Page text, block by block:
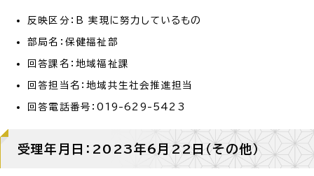
反映区分：B 実現に努力しているもの
部局名：保健福祉部
回答課名：地域福祉課
回答担当名：地域共生社会推進担当
回答電話番号：019-629-5423
受理年月日：2023年6月22日（その他）